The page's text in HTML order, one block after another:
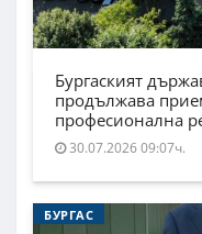
Бургаският
продължава
професионална
30.07.2026 09:07ч.
БУРГАС